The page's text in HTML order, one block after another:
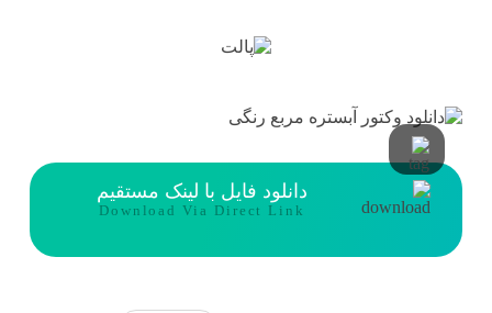
دانلود فایل با لینک مستقیم
Download Via Direct Link